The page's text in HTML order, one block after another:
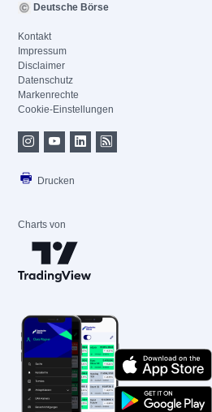
Deutsche Börse
Kontakt
Impressum
Disclaimer
Datenschutz
Markenrechte
Cookie-Einstellungen
Drucken
Charts von